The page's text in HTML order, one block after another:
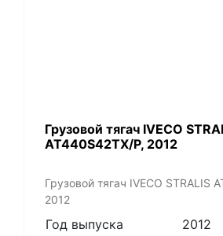
Грузовой тягач IVECO
AT440S42TX/P, 2012
Грузовой тягач IVECO STRALIS
2012
Год выпуска
2012